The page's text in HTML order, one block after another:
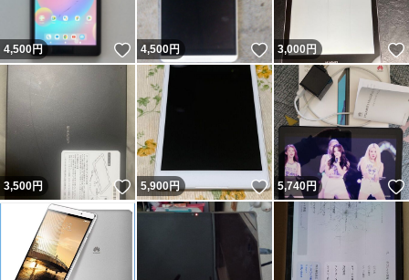
4,500円 いいね！
4,500円 いいね！
3,000 円
3,500円 いいね！
5,900円 いいね！
5,740円